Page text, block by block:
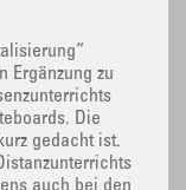
Ergänzung zu
Die
gedacht ist.